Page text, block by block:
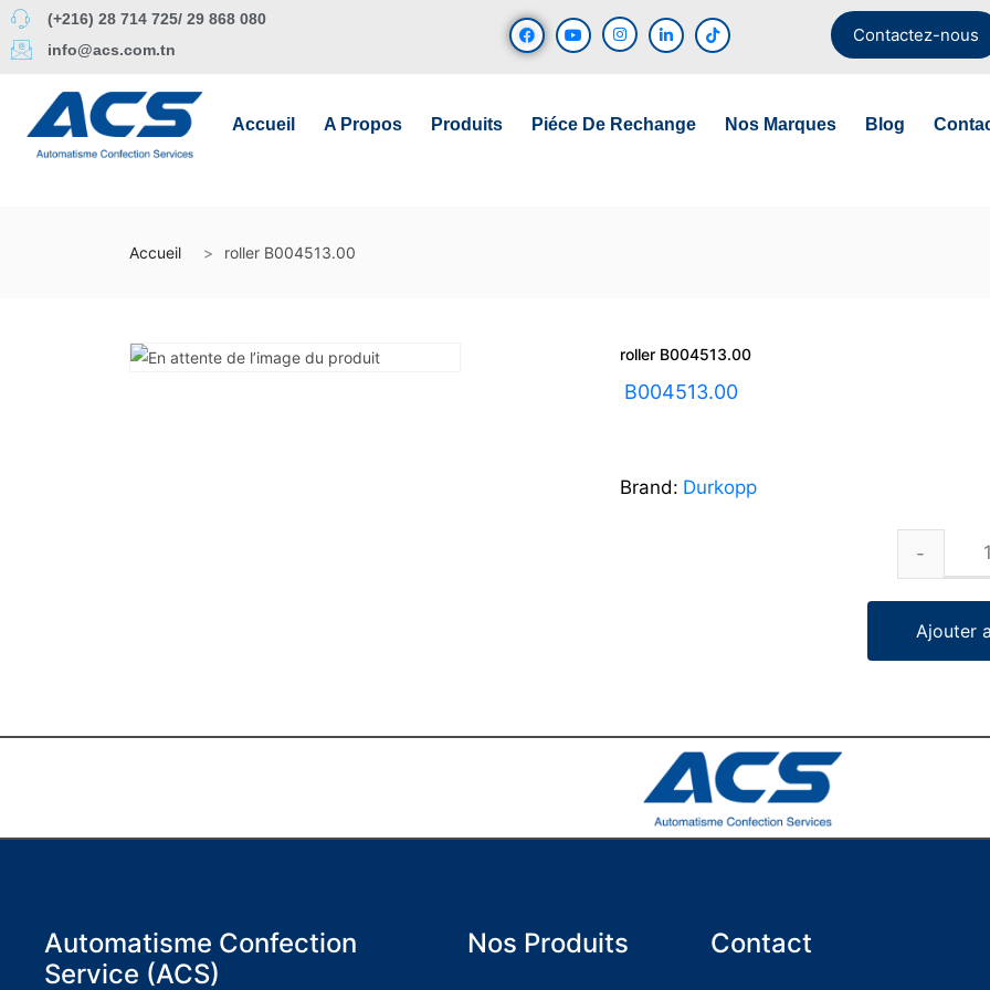
(+216) 28 714 725/ 29 868 080
info@acs.com.tn
Contactez-nous
Accueil A Propos Produits Piéce De Rechange Nos Marques Blog
Accueil roller B004513.00
roller B004513.00
B004513.00
Brand: Durkopp
Ajouter
Automatisme Confection
Service (ACS)
Nos Produits Contact